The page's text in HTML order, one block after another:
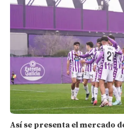
Así se presenta el mercado